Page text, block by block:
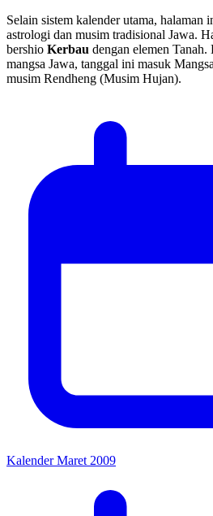
Selain sistem kalender utama, halaman
astrologi dan musim tradisional Jawa.
bershio Kerbau dengan elemen Tanah.
mangsa Jawa, tanggal ini masuk Mangsa
musim Rendheng (Musim Hujan).
Kalender Maret 2009